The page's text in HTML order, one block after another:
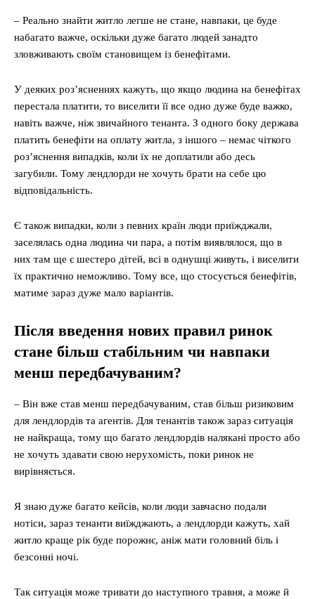
– Реально знайти житло легше не стане, навпаки, це буде
набагато важче, оскільки дуже багато людей занадто
зловживають своїм становищем із бенефітами.
У деяких роз’ясненнях кажуть, що якщо людина на бенефітах
перестала платити, то виселити її все одно дуже буде важко,
навіть важче, ніж звичайного тенанта. З одного боку держава
платить бенефіти на оплату житла, з іншого – немає чіткого
роз’яснення випадків, коли їх не доплатили або десь
загубили. Тому лендлорди не хочуть брати на себе цю
відповідальність.
Є також випадки, коли з певних країн люди приїжджали,
заселялась одна людина чи пара, а потім виявлялося, що в
них там ще є шестеро дітей, всі в однушці живуть, і виселити
їх практично неможливо. Тому все, що стосується бенефітів,
матиме зараз дуже мало варіантів.
Після введення нових правил ринок
стане більш стабільним чи навпаки
менш передбачуваним?
– Він вже став менш передбачуваним, став більш ризиковим
для лендлордів та агентів. Для тенантів також зараз ситуація
не найкраща, тому що багато лендлордів налякані просто або
не хочуть здавати свою нерухомість, поки ринок не
вирівняється.
Я знаю дуже багато кейсів, коли люди завчасно подали
нотіси, зараз тенанти виїжджають, а лендлорди кажуть, хай
житло краще рік буде порожнє, аніж мати головний біль і
безсонні ночі.
Так ситуація може тривати до наступного травня, а може й